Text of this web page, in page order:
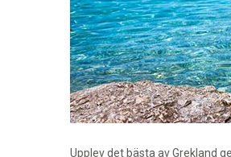
Upplev det bästa av Grekland